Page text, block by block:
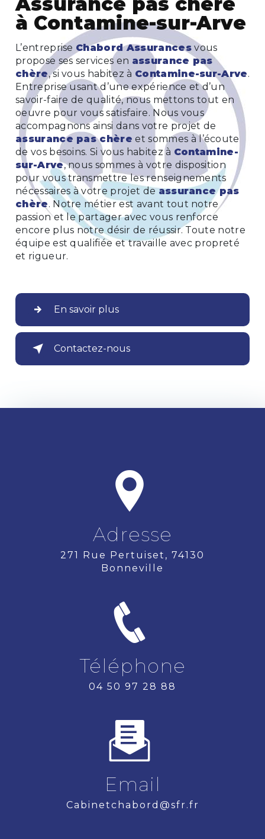
à Contamine-sur-Arve
L’entreprise Chabord Assurancesvous
propose ses services en assurance pas
chère, si vous habitez à Contamine-sur-Arve.
Entreprise usant d’une expérience et d’un
savoir-faire de qualité, nous mettons tout en
oeuvre pour vous satisfaire. Nous vous
accompagnons ainsi dans votre projet de
assurance pas chère et sommes à l’écoute
de vos besoins. Si vous habitez à Contamine-
sur-Arve, nous sommes à votre disposition
pour vous transmettre les renseignements
nécessaires à votre projet deassurance pas
chère. Notre métier est avant tout notre
passion et le partager avec vous renforce
encore plus notre désir de réussir. Toute notre
équipe est qualifiée et travaille avec propreté
et rigueur.
En savoir plus
Contactez-nous
Adresse
271 Rue Pertuiset, 74130
Bonneville
Téléphone
04 50 97 28 88
Email
cabinetchabord@sfr.fr